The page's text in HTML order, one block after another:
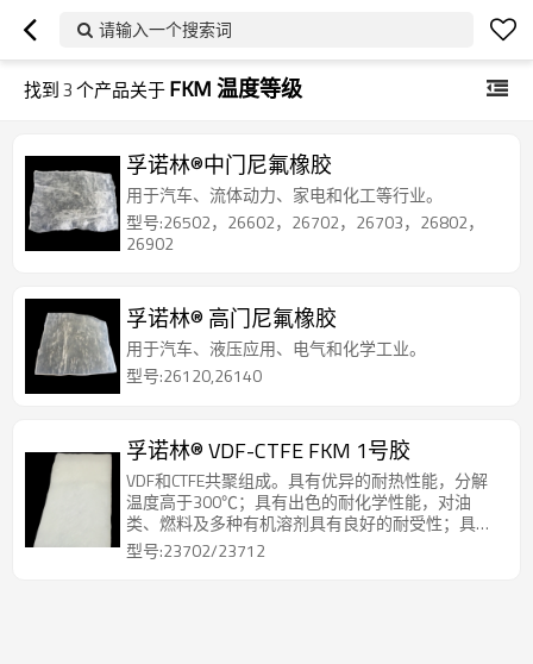
请输入一个搜索词
找到3个产品关于FKM 温度等级
孚诺林®中门尼氟橡胶
用于汽车、流体动力、家电和化工等行业。
型号:26502，26602，26702，26703，26802，
26902
孚诺林® 高门尼氟橡胶
用于汽车、液压应用、电气和化学工业。
型号:26120,26140
孚诺林® VDF-CTFE FKM 1号胶
VDF和CTFE共聚组成。具有优异的耐热性能，分解
温度高于300℃；具有出色的耐化学性能，对油
类、燃料及多种有机溶剂具有良好的耐受性；具有
良好的流动性。可溶于酯类和酮类溶剂。
型号:23702/23712